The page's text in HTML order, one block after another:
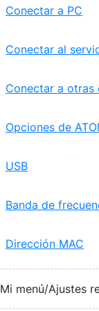
Conectar a PC
Conectar al
Conectar a otras
Opciones de
USB
Banda de
Dirección MAC
Mi menú/Ajustes